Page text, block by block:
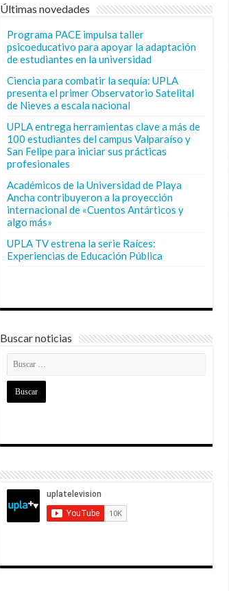
Últimas novedades
Programa PACE impulsa taller
psicoeducativo para apoyar la adaptación
de estudiantes en la universidad
Ciencia para combatir la sequía: UPLA
presenta el primer Observatorio Satelital
de Nieves a escala nacional
UPLA entrega herramientas clave a más de
100 estudiantes del campus Valparaíso y
San Felipe para iniciar sus prácticas
profesionales
Académicos de la Universidad de Playa
Ancha contribuyeron a la proyección
internacional de «Cuentos Antárticos y
algo más»
UPLA TV estrena la serie Raíces:
Experiencias de Educación Pública
Buscar noticias